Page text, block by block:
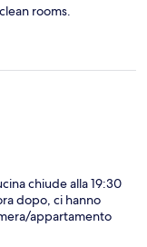
rooms.
chiude alla 19:30
dopo, ci hanno
appartamento